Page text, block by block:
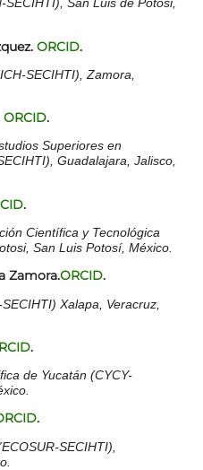
San Luis de Potosi,
ORCID.
SECIHTI), Zamora,
ORCID.
Superiores en
Guadalajara, Jalisco,
.
Científica y Tecnológica
San Luis Potosí, México.
Zamora.ORCID.
Xalapa, Veracruz,
.
de Yucatán (CYCY-
.
SECIHTI),